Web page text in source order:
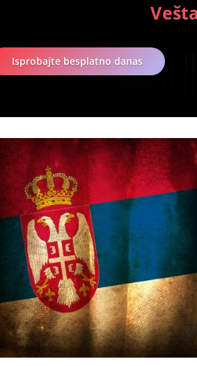
Isprobajte besplatno danas